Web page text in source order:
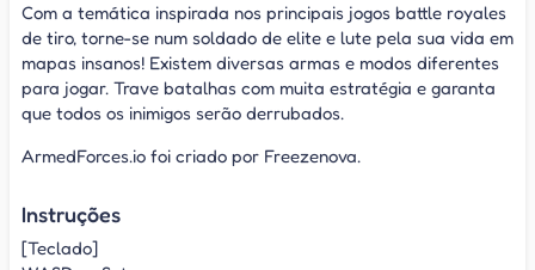
Com a temática inspirada nos principais jogos battle royales
de tiro, torne-se num soldado de elite e lute pela sua vida em
mapas insanos! Existem diversas armas e modos diferentes
para jogar. Trave batalhas com muita estratégia e garanta
que todos os inimigos serão derrubados.
ArmedForces.io foi criado por Freezenova.
Instruções
[Teclado]